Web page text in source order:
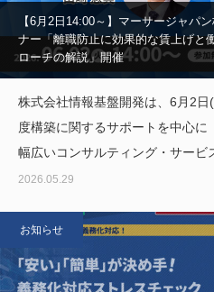
【6月2日14:00～】マーサージャパ
ナー「離職防止に効果的な賃上げ
ローチの解説」開催
株式会社情報基盤開発は、6月2
度構築に関するサポートを中心
幅広いコンサルティング・サービ
2026.05.29
お知らせ